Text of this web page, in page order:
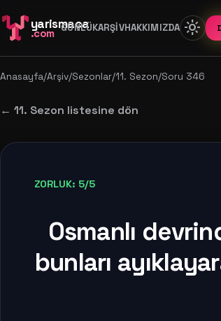
yarismaca
.com GÜNLÜKARŞIVHAKKIMIZDA light_mode
Anasayfa/Arşiv/Sezonlar/11. Sezon/Soru 346
← 11. Sezon listesine dön
ZORLUK: 5/5
Osmanlı
bunları